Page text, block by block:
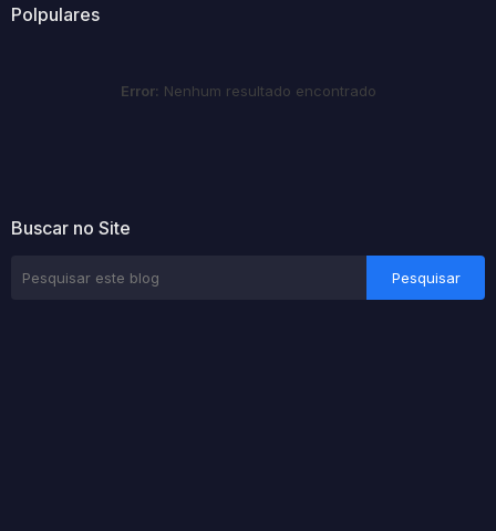
Polpulares
Error: Nenhum resultado encontrado
Buscar no Site